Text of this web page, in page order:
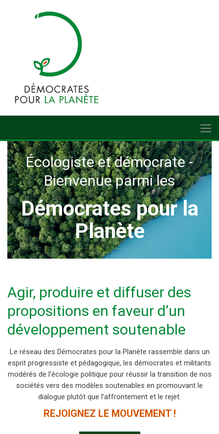
Écologiste et démocrate -
Bienvenue parmi les
Démocrates pour la
Planète
Agir, produire et diffuser des
propositions en faveur d’un
développement soutenable
Le réseau des Démocrates pour la Planète rassemble dans un
esprit progressiste et pédagogique, les démocrates et militants
modérés de l’écologie politique pour réussir la transition de nos
sociétés vers des modèles soutenables en promouvant le
dialogue plutôt que l’affrontement et le rejet.
REJOIGNEZ LE MOUVEMENT !